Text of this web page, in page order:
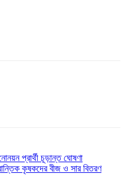
প্রার্থী চূড়ান্ত ঘোষণা
কৃষকদের বীজ ও সার বিতরণ